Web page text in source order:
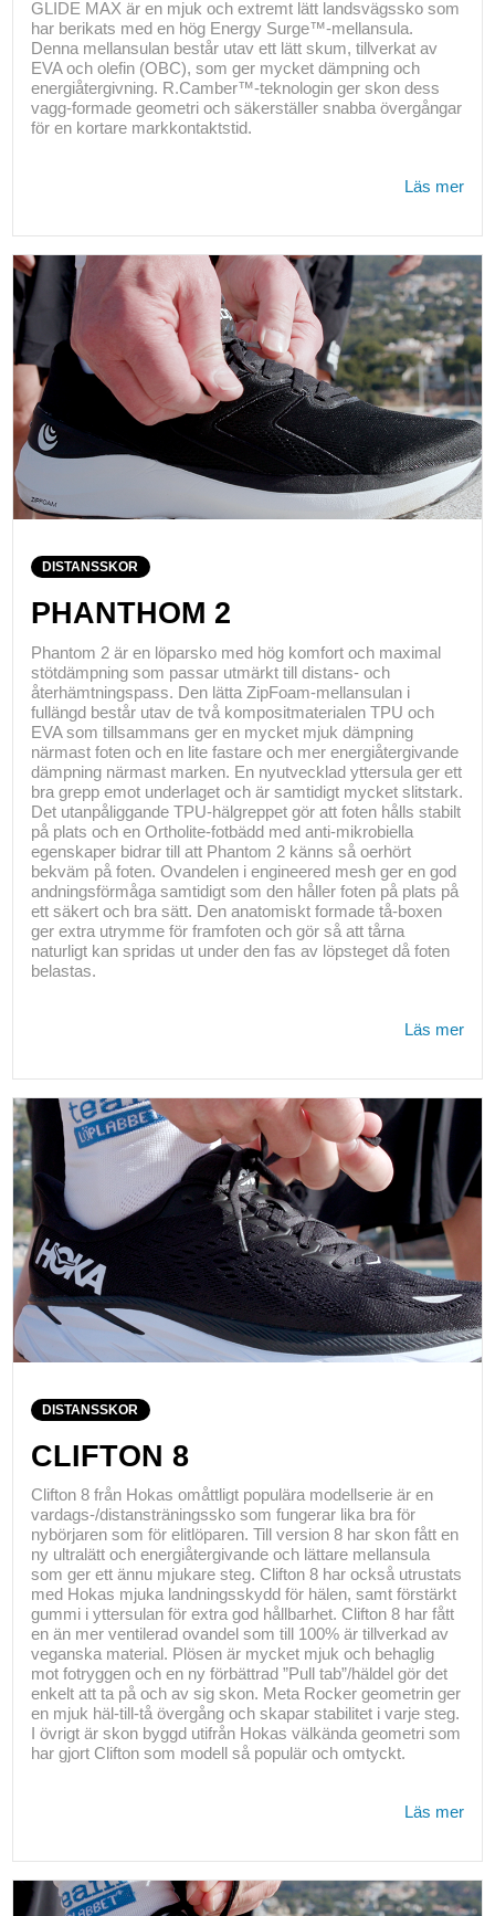
GLIDE MAX är en mjuk och extremt lätt landsvägssko som
har berikats med en hög Energy Surge™-mellansula.
Denna mellansulan består utav ett lätt skum, tillverkat av
EVA och olefin (OBC), som ger mycket dämpning och
energiåtergivning. R.Camber™-teknologin ger skon dess
vagg-formade geometri och säkerställer snabba övergångar
för en kortare markkontaktstid.
Läs mer
DISTANSSKOR
PHANTHOM 2
Phantom 2 är en löparsko med hög komfort och maximal
stötdämpning som passar utmärkt till distans- och
återhämtningspass. Den lätta ZipFoam-mellansulan i
fullängd består utav de två kompositmaterialen TPU och
EVA som tillsammans ger en mycket mjuk dämpning
närmast foten och en lite fastare och mer energiåtergivande
dämpning närmast marken. En nyutvecklad yttersula ger ett
bra grepp emot underlaget och är samtidigt mycket slitstark.
Det utanpåliggande TPU-hälgreppet gör att foten hålls stabilt
på plats och en Ortholite-fotbädd med anti-mikrobiella
egenskaper bidrar till att Phantom 2 känns så oerhört
bekväm på foten. Ovandelen i engineered mesh ger en god
andningsförmåga samtidigt som den håller foten på plats på
ett säkert och bra sätt. Den anatomiskt formade tå-boxen
ger extra utrymme för framfoten och gör så att tårna
naturligt kan spridas ut under den fas av löpsteget då foten
belastas.
Läs mer
DISTANSSKOR
CLIFTON 8
Clifton 8 från Hokas omåttligt populära modellserie är en
vardags-/distansträningssko som fungerar lika bra för
nybörjaren som för elitlöparen. Till version 8 har skon fått en
ny ultralätt och energiåtergivande och lättare mellansula
som ger ett ännu mjukare steg. Clifton 8 har också utrustats
med Hokas mjuka landningsskydd för hälen, samt förstärkt
gummi i yttersulan för extra god hållbarhet. Clifton 8 har fått
en än mer ventilerad ovandel som till 100% är tillverkad av
veganska material. Plösen är mycket mjuk och behaglig
mot fotryggen och en ny förbättrad ”Pull tab”/häldel gör det
enkelt att ta på och av sig skon. Meta Rocker geometrin ger
en mjuk häl-till-tå övergång och skapar stabilitet i varje steg.
I övrigt är skon byggd utifrån Hokas välkända geometri som
har gjort Clifton som modell så populär och omtyckt.
Läs mer